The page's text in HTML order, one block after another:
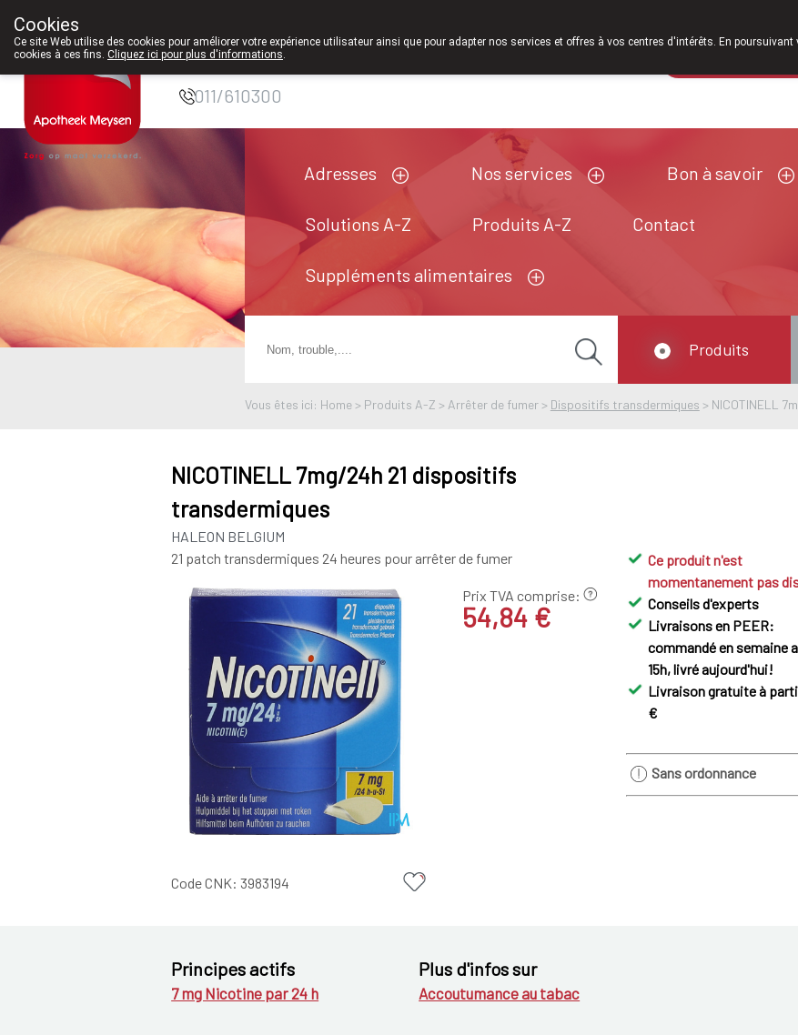
Pharmacie Meysen
SPRL
011/610300
Adresses Nos services Bon à savoir
Solutions A-Z Produits A-Z Contact
Suppléments alimentaires
Vous êtes ici: Home > Produits A-Z > Arrêter de fumer > Dispositifs transdermiques > NICOTINELL
Produits
NICOTINELL 7mg/24h 21 dispositifs
transdermiques
HALEON BELGIUM
21 patch transdermiques 24 heures pour arrêter de fumer
Prix TVA comprise:
54,84 €
Code CNK:3983194
Ce produit n'est
momentanement pas
Conseils d'experts
Livraisons en PEER:
commandé en semaine
15h, livré aujourd'hui!
Livraison gratuite à
€
Sans ordonnance
Principes actifs
7 mg Nicotine par 24 h
Plus d'infos sur
Accoutumance au tabac
Cookies
Ce site Web utilise des cookies pour améliorer votre expérience utilisateur ainsi que pour adapter nos services et offres à vos centres d'intérêts. En
cookies à ces fins. Cliquez ici pour plus d'informations.